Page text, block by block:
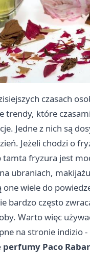
czasach
trendy, które
Jedne z nich są
Jeżeli chodzi o
tamta fryzura jest
ubraniach,
one wiele do
bardzo często
Warto więc
na stronie indizio -
perfumy Paco